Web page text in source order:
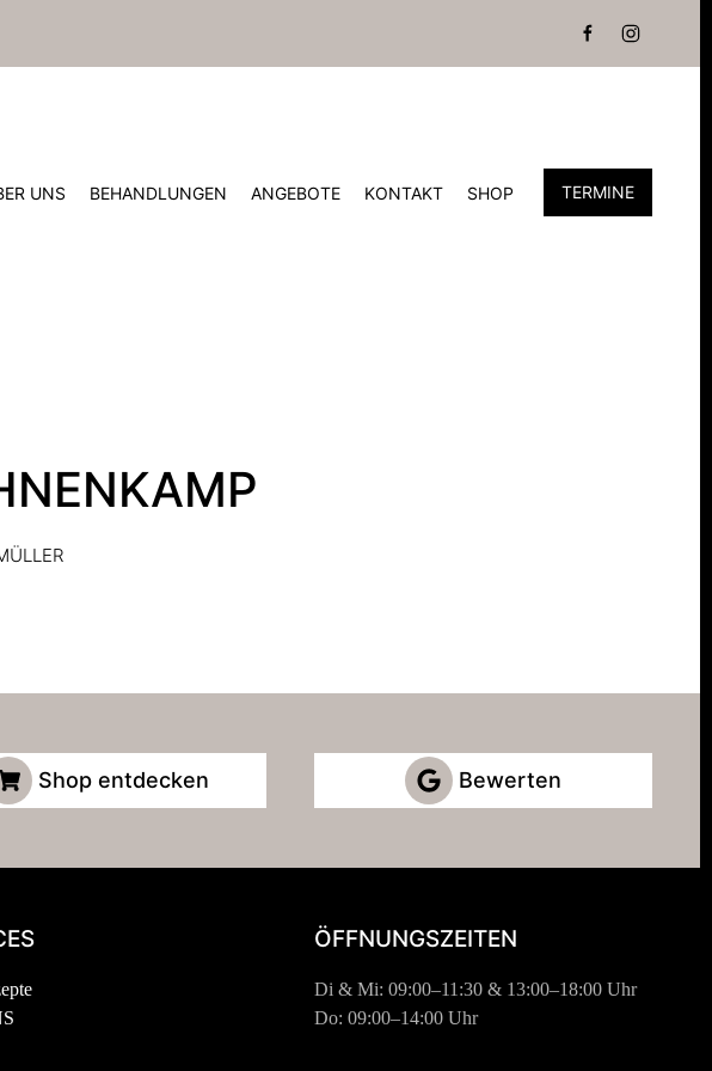
UNS BEHANDLUNGEN ANGEBOTE KONTAKT SHOP TERMINE
Shop entdecken Bewerten
ÖFFNUNGSZEITEN
Di & Mi: 09:00–11:30 & 13:00–18:00 Uhr
Do: 09:00–14:00 Uhr